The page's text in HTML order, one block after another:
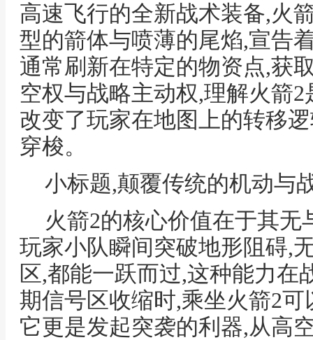
高速飞行的全新战术装备,火
型的箭体与喷薄的尾焰,宣告
通常刷新在特定的物资点,获
空权与战略主动权,理解火箭
改变了玩家在地图上的转移
穿梭。
小标题,颠覆传统的机动与
火箭2的核心价值在于其
玩家小队瞬间突破地形阻碍,
区,都能一跃而过,这种能力在
期信号区收缩时,乘坐火箭2
它更是发起突袭的利器,从高